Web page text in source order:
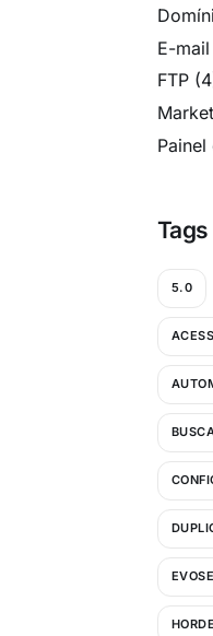
E-mail
FTP
Tags
5.0